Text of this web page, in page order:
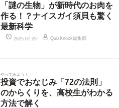
「謎の生物」が新時代のお肉を
作る！？ナイスガイ須貝も驚く
最新科学
2025.07.29 QuizKnock編集部
やってみよう！
投資でおなじみ「72の法則」
のからくりを、高校生がわかる
方法で解く